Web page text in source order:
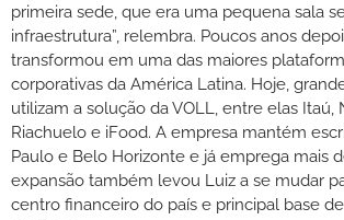
primeira sede, que era uma pequena sala
infraestrutura”, relembra. Poucos anos
transformou em uma das maiores
corporativas da América Latina. Hoje,
utilizam a solução da VOLL, entre elas Itaú,
Riachuelo e iFood. A empresa mantém
Paulo e Belo Horizonte e já emprega mais
expansão também levou Luiz a se mudar
centro financeiro do país e principal base